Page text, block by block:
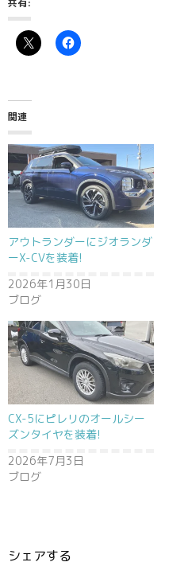
共有:
関連
アウトランダーにジオランダ
ーX-CVを装着!
2026年1月30日
ブログ
CX-5にピレリのオールシー
ズンタイヤを装着!
2026年7月3日
ブログ
シェアする